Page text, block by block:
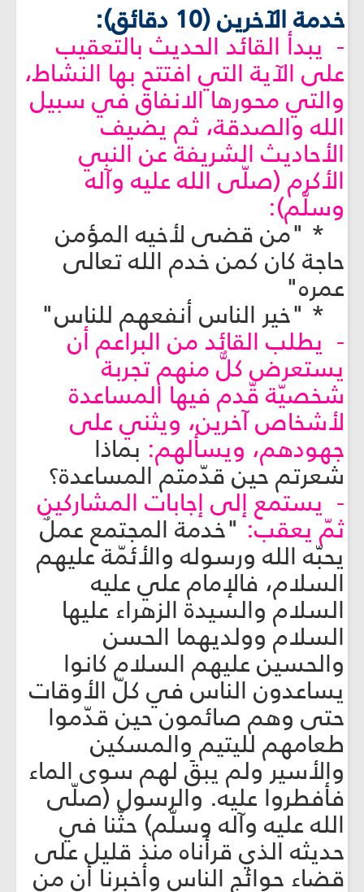
خدمة الآخرين (10 دقائق):
- يبدأ القائد الحديث بالتعقيب
على الآية التي افتتح بها النشاط،
والتي محورها الانفاق في سبيل
الله والصدقة، ثم يضيف
الأحاديث الشريفة عن النبي
الأكرم (صلّى الله عليه وآله
وسلّم):
* "من قضى لأخيه المؤمن
حاجة كان كمن خدم الله تعالى
عمره"
* "خير الناس أنفعهم للناس"
- يطلب القائد من البراعم أن
يستعرض كلٌّ منهم تجربة
شخصيّة قّدم فيها المساعدة
لأشخاص آخرين، ويثني على
جهودهم، ويسألهم: بماذا
شعرتم حين قدّمتم المساعدة؟
- يستمع إلى إجابات المشاركين
ثمّ يعقب:"خدمة المجتمع عملٌ
يحبّه الله ورسوله والأئمّة عليهم
السلام، فالإمام علي عليه
السلام والسيدة الزهراء عليها
السلام وولديهما الحسن
والحسين عليهم السلام كانوا
يساعدون الناس في كلّ الأوقات
حتى وهم صائمون حين قدّموا
طعامهم لليتيم والمسكين
والأسير ولم يبقَ لهم سوى الماء
فأفطروا عليه. والرسول (صلّى
الله عليه وآله وسلّم) حثّنا في
حديثه الذي قرأناه منذ قليل على
قضاء حوائج الناس وأخبرنا أن من